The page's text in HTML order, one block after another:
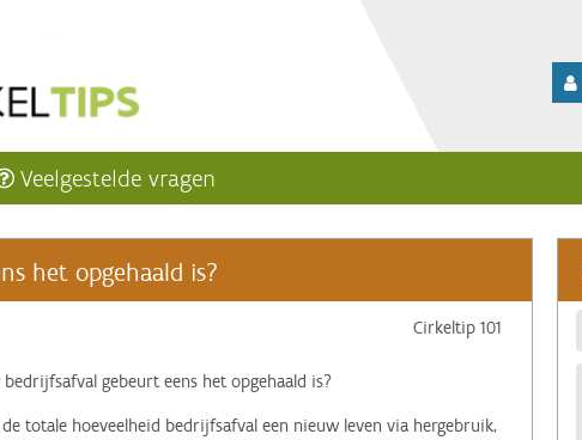
Veelgestelde vragen
het opgehaald is?
Cirkeltip 101
gebeurt eens het opgehaald is?
de totale hoeveelheid bedrijfsafval een nieuw leven via hergebruik,